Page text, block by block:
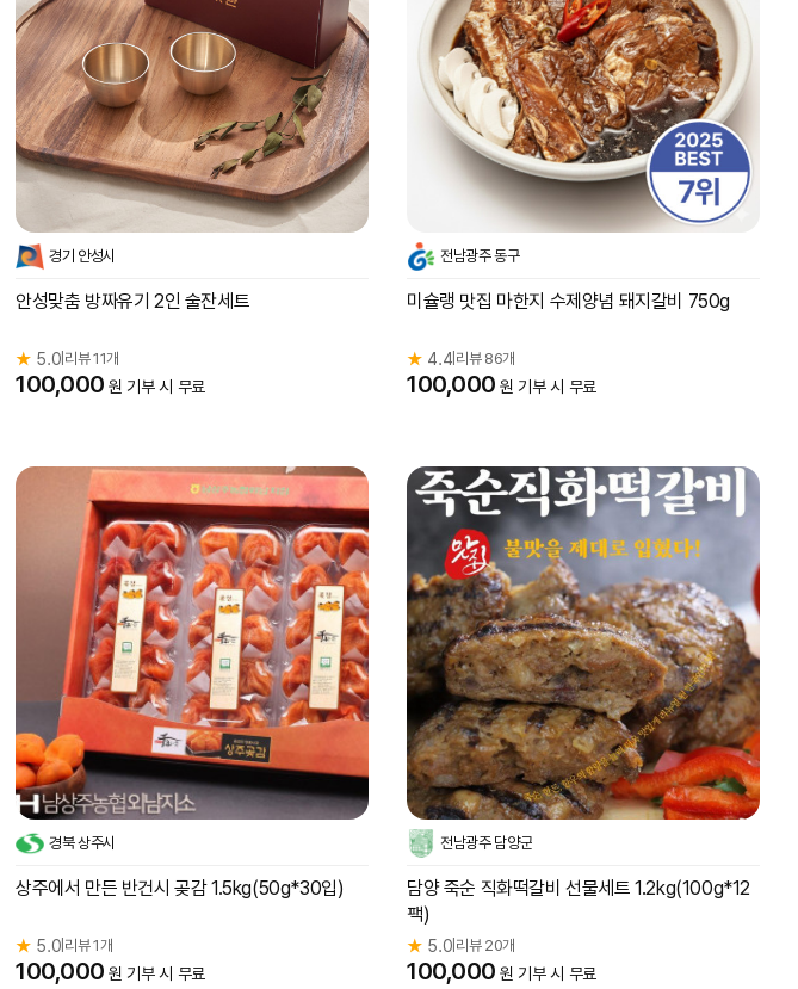
경기 안성시
안성맞춤 방짜유기 2인 술잔세트
★ 5.0 리뷰 11개
100,000 원 기부 시 무료
전남광주 동구
미슐랭 맛집 마한지 수제양념 돼지갈비 750g
★ 4.4 리뷰 86개
100,000 원 기부 시 무료
경북 상주시
상주에서 만든 반건시 곶감 1.5kg(50g*30입)
★ 5.0 리뷰 1개
100,000 원 기부 시 무료
전남광주 담양군
담양 죽순 직화떡갈비 선물세트 1.2kg(100g*12
팩)
★ 5.0 리뷰 20개
100,000 원 기부 시 무료